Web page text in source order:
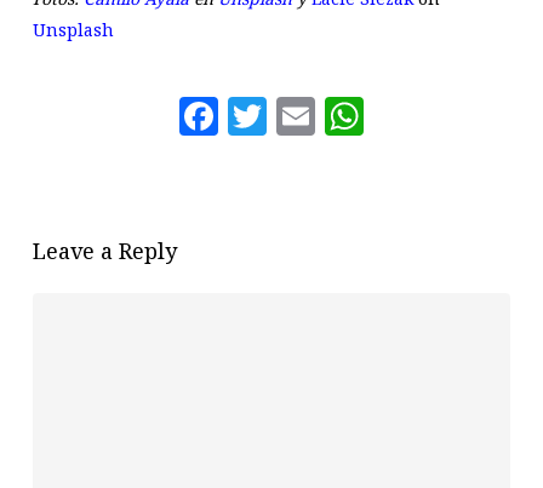
Unsplash
Facebook
Twitter
Email
Leave a Reply